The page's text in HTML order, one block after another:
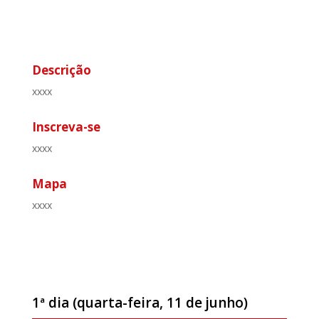
Descrição
xxxx
Inscreva-se
xxxx
Mapa
xxxx
1ª dia (quarta-feira, 11 de junho)